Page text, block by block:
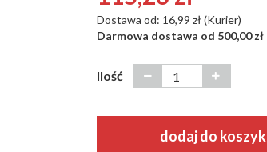
Dostawa od: 16,99 zł (Kurier)
Darmowa dostawa od 500,00 zł
Ilość
dodaj do